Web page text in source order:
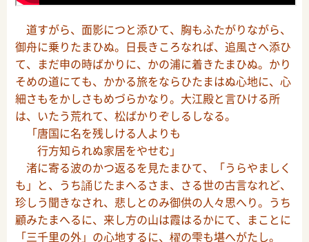
道すがら、面影につと添ひて、胸もふたがりながら、
御舟に乗りたまひぬ。日長きころなれば、追風さへ添ひ
て、まだ申の時ばかりに、かの浦に着きたまひぬ。かり
そめの道にても、かかる旅をならひたまはぬ心地に、心
細さもをかしさもめづらかなり。大江殿と言ひける所
は、いたう荒れて、松ばかりぞしるしなる。
「唐国に名を残しける人よりも
行方知られぬ家居をやせむ」
渚に寄る波のかつ返るを見たまひて、「うらやましく
も」と、うち誦じたまへるさま、さる世の古言なれど、
珍しう聞きなされ、悲しとのみ御供の人々思へり。うち
顧みたまへるに、来し方の山は霞はるかにて、まことに
「三千里の外」の心地するに、櫂の雫も堪へがたし。